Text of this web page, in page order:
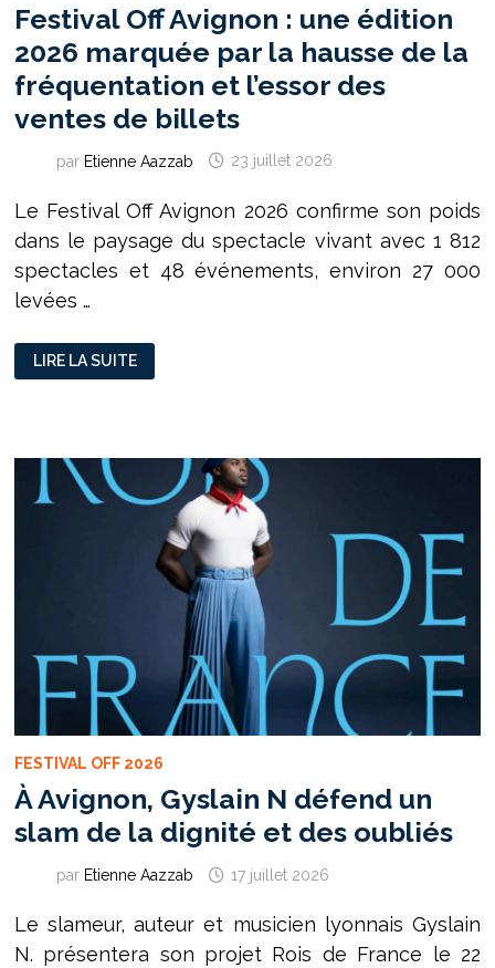
Festival Off Avignon : une édition
2026 marquée par la hausse de la
fréquentation et l’essor des
ventes de billets
par Etienne Aazzab 23 juillet 2026
Le Festival Off Avignon 2026 confirme son poids
dans le paysage du spectacle vivant avec 1 812
spectacles et 48 événements, environ 27 000
levées …
FESTIVAL
OFF
AVIGNON
MARQUÉE
LA
HAUSSE
FRÉQUENTATION
LIRE LA SUITE
FESTIVAL OFF 2026
À Avignon, Gyslain N défend un
slam de la dignité et des oubliés
par Etienne Aazzab 17 juillet 2026
Le slameur, auteur et musicien lyonnais Gyslain
N. présentera son projet Rois de France le 22